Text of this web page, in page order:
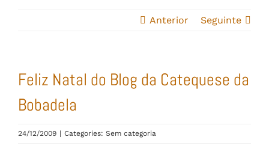
Anterior Seguinte
Feliz Natal do Blog da Catequese da
Bobadela
24/12/2009 | Categories: Sem categoria